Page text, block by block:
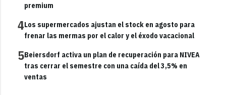
premium
4Los supermercados ajustan el stock en agosto para
frenar las mermas por el calor y el éxodo vacacional
5Beiersdorf activa un plan de recuperación para NIVEA
tras cerrar el semestre con una caída del 3,5% en
ventas